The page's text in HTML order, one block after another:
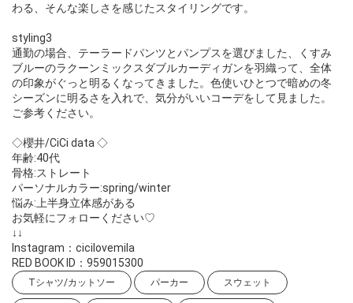
わる、そんな楽しさを感じたスタイリングです。
styling3
通勤の場合、テーラードパンツとパンプスを選びました、くすみ
ブルーのラクーンミックスダブルカーディガンを羽織って、全体
の印象がぐっと明るくなってきました。色使いひとつで暗めの冬
シーズンに明るさを入れで、気分がいいコーデをして見ました。
ご参考ください。
◇櫻井/CiCi data ◇
年齢:40代
骨格:ストレート
パーソナルカラー:spring/winter
悩み:上半身立体感がある
お気軽にフォローください♡
↓↓
Instagram：cicilovemila
RED BOOK ID：959015300
Tシャツ/カットソー パーカー スウェット